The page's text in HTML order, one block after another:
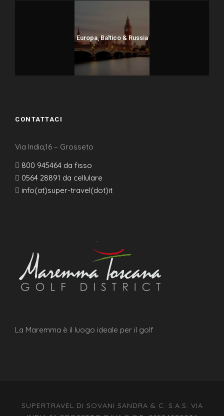
Europa, Baltico & Russia
CONTATTACI
Via India,16 – Grosseto
800 945464 da fisso
0564 28891 da cellulare
info(at)super-travel(dot)it
La Maremma è il luogo ideale per il golf
SUPERTRAVEL DI SOVANI SANDRA & C. S.A.S. VIA